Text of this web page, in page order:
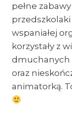
pełne
przedszkolaki
wspaniałej
korzystały z
dmuchanych
oraz
animatorką.